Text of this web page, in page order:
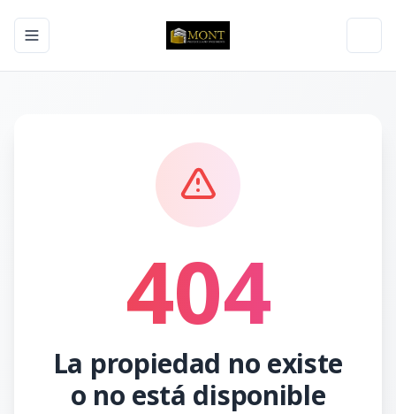
Toggle navigation menu
404
La propiedad no existe
o no está disponible